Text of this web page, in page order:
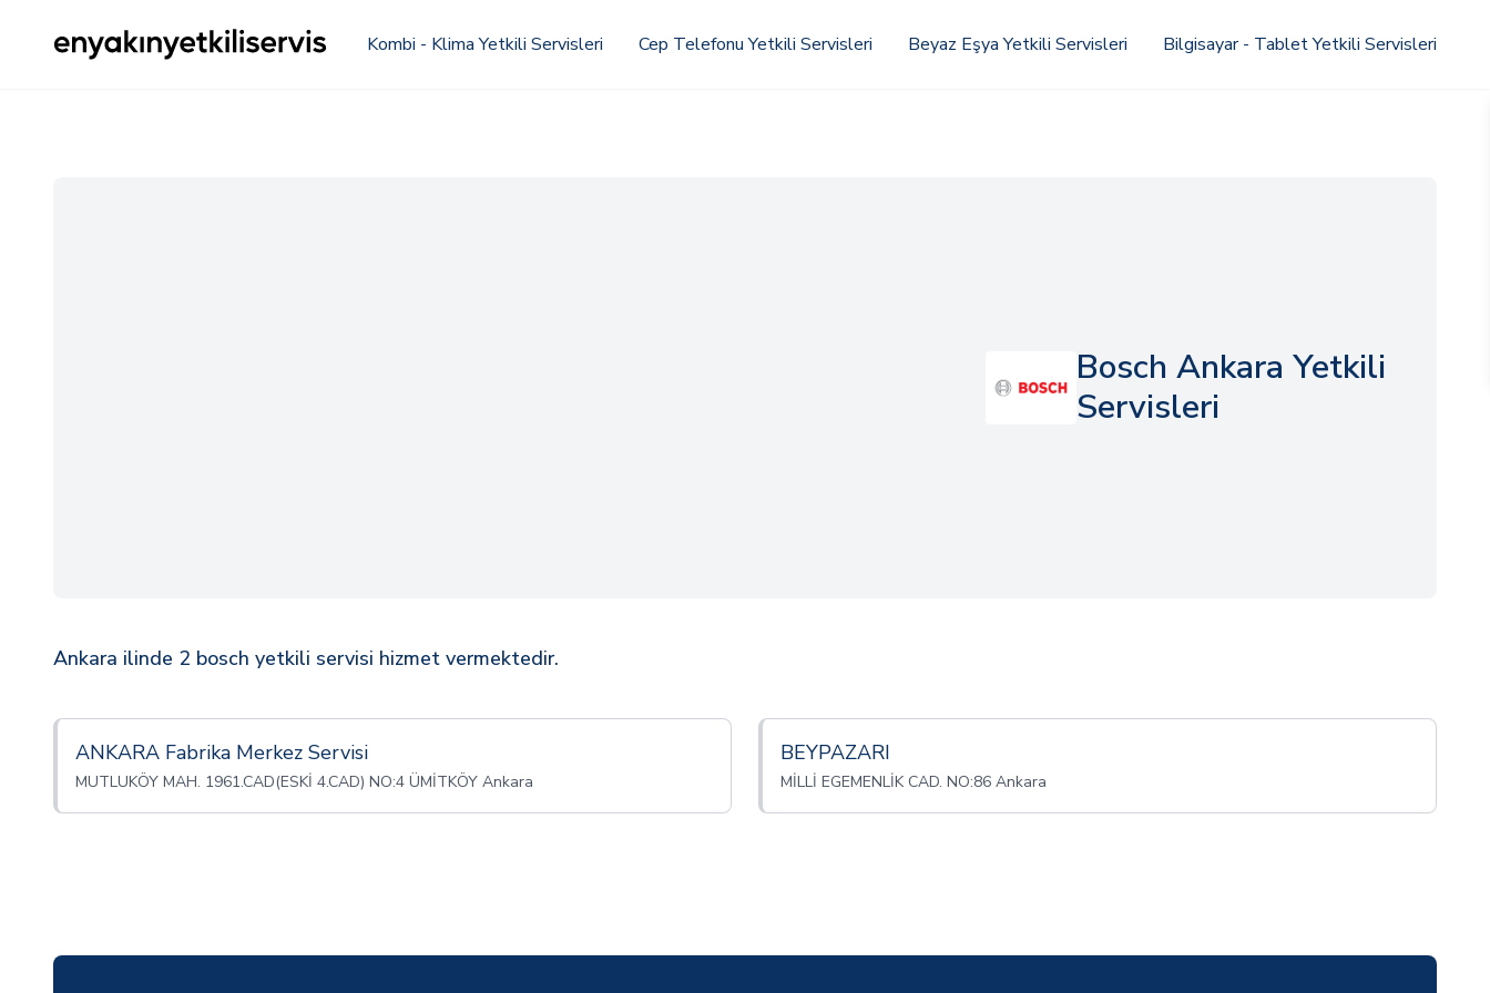
Kombi - Klima Yetkili Servisleri Cep Telefonu Yetkili Servisleri Beyaz Eşya Yetkili Servisleri Bilgisayar - Tablet Yetkili Servisleri
Bosch Ankara Yetkili
Servisleri
Ankara ilinde 2 bosch yetkili servisi hizmet vermektedir.
ANKARA Fabrika Merkez Servisi
MUTLUKÖY MAH. 1961.CAD(ESKİ 4.CAD) NO:4 ÜMİTKÖY Ankara
BEYPAZARI
MİLLİ EGEMENLİK CAD. NO:86 Ankara